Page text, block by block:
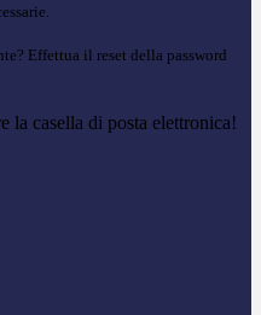
Effettua il reset della password
la casella di posta elettronica!